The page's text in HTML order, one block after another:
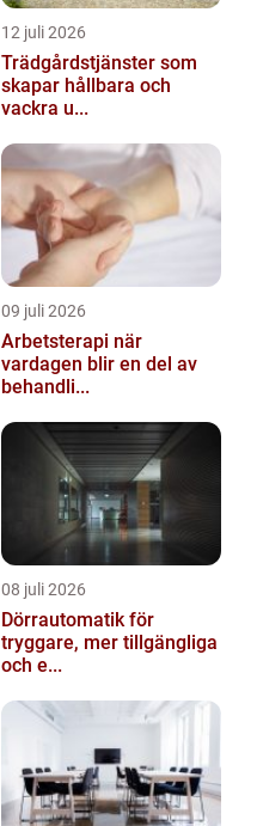
12 juli 2026
Trädgårdstjänster som
skapar hållbara och
vackra u...
09 juli 2026
Arbetsterapi när
vardagen blir en del av
behandli...
08 juli 2026
Dörrautomatik för
tryggare, mer tillgängliga
och e...